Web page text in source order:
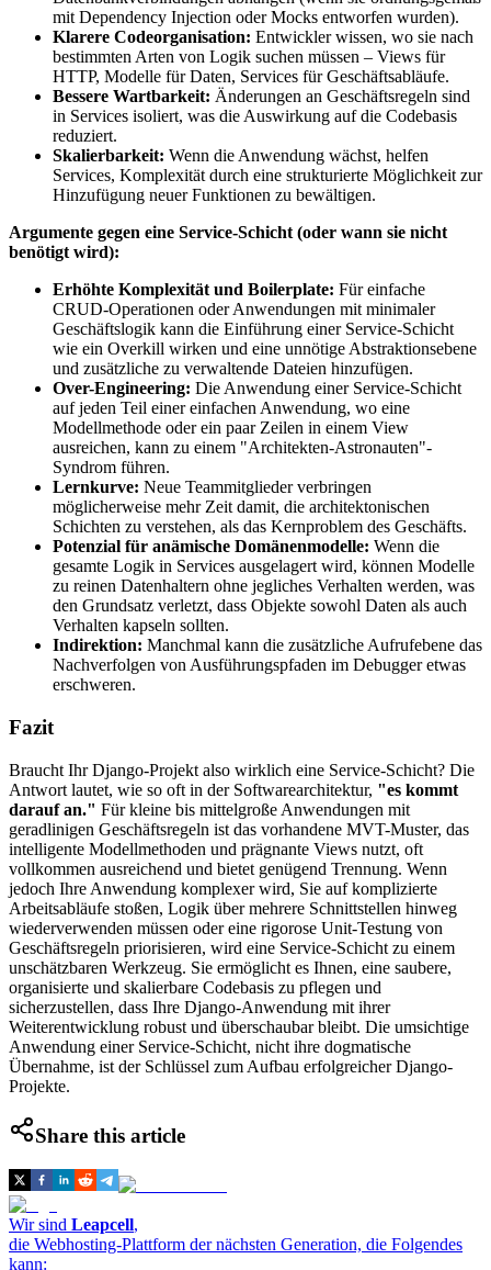
mit Dependency Injection oder Mocks entworfen wurden).
Klarere Codeorganisation: Entwickler wissen, wo sie nach
bestimmten Arten von Logik suchen müssen – Views für
HTTP, Modelle für Daten, Services für Geschäftsabläufe.
Bessere Wartbarkeit: Änderungen an Geschäftsregeln sind
in Services isoliert, was die Auswirkung auf die Codebasis
reduziert.
Skalierbarkeit: Wenn die Anwendung wächst, helfen
Services, Komplexität durch eine strukturierte Möglichkeit zur
Hinzufügung neuer Funktionen zu bewältigen.
Argumente gegen eine Service-Schicht (oder wann sie nicht
benötigt wird):
Erhöhte Komplexität und Boilerplate: Für einfache
CRUD-Operationen oder Anwendungen mit minimaler
Geschäftslogik kann die Einführung einer Service-Schicht
wie ein Overkill wirken und eine unnötige Abstraktionsebene
und zusätzliche zu verwaltende Dateien hinzufügen.
Over-Engineering: Die Anwendung einer Service-Schicht
auf jeden Teil einer einfachen Anwendung, wo eine
Modellmethode oder ein paar Zeilen in einem View
ausreichen, kann zu einem "Architekten-Astronauten"-
Syndrom führen.
Lernkurve: Neue Teammitglieder verbringen
möglicherweise mehr Zeit damit, die architektonischen
Schichten zu verstehen, als das Kernproblem des Geschäfts.
Potenzial für anämische Domänenmodelle: Wenn die
gesamte Logik in Services ausgelagert wird, können Modelle
zu reinen Datenhaltern ohne jegliches Verhalten werden, was
den Grundsatz verletzt, dass Objekte sowohl Daten als auch
Verhalten kapseln sollten.
Indirektion: Manchmal kann die zusätzliche Aufrufebene das
Nachverfolgen von Ausführungspfaden im Debugger etwas
erschweren.
Fazit
Braucht Ihr Django-Projekt also wirklich eine Service-Schicht? Die
Antwort lautet, wie so oft in der Softwarearchitektur, "es kommt
darauf an." Für kleine bis mittelgroße Anwendungen mit
geradlinigen Geschäftsregeln ist das vorhandene MVT-Muster, das
intelligente Modellmethoden und prägnante Views nutzt, oft
vollkommen ausreichend und bietet genügend Trennung. Wenn
jedoch Ihre Anwendung komplexer wird, Sie auf komplizierte
Arbeitsabläufe stoßen, Logik über mehrere Schnittstellen hinweg
wiederverwenden müssen oder eine rigorose Unit-Testung von
Geschäftsregeln priorisieren, wird eine Service-Schicht zu einem
unschätzbaren Werkzeug. Sie ermöglicht es Ihnen, eine saubere,
organisierte und skalierbare Codebasis zu pflegen und
sicherzustellen, dass Ihre Django-Anwendung mit ihrer
Weiterentwicklung robust und überschaubar bleibt. Die umsichtige
Anwendung einer Service-Schicht, nicht ihre dogmatische
Übernahme, ist der Schlüssel zum Aufbau erfolgreicher Django-
Projekte.
Share this article
Wir sind Leapcell,
die Webhosting-Plattform der nächsten Generation, die Folgendes
kann: